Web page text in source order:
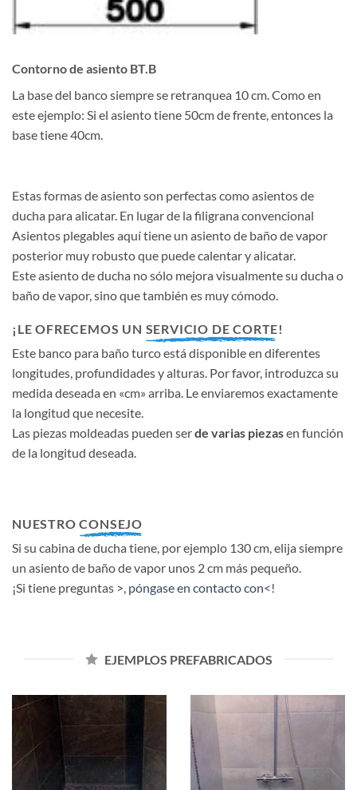
Contorno de asiento BT.B
La base del banco siempre se retranquea 10 cm. Como en
este ejemplo: Si el asiento tiene 50cm de frente, entonces la
base tiene 40cm.
Estas formas de asiento son perfectas como asientos de
ducha para alicatar. En lugar de la filigrana convencional
Asientos plegables aquí tiene un asiento de baño de vapor
posterior muy robusto que puede calentar y alicatar.
Este asiento de ducha no sólo mejora visualmente su ducha o
baño de vapor, sino que también es muy cómodo.
¡LE OFRECEMOS UN SERVICIO DE CORTE!
Este banco para baño turco está disponible en diferentes
longitudes, profundidades y alturas. Por favor, introduzca su
medida deseada en «cm» arriba. Le enviaremos exactamente
la longitud que necesite.
Las piezas moldeadas pueden serde varias piezasen función
de la longitud deseada.
NUESTROCONSEJO
Si su cabina de ducha tiene, por ejemplo 130 cm, elija siempre
un asiento de baño de vapor unos 2 cm más pequeño.
¡Si tiene preguntas >, póngase en contacto con<!
EJEMPLOS PREFABRICADOS